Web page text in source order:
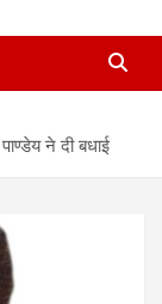
ने दी बधाई